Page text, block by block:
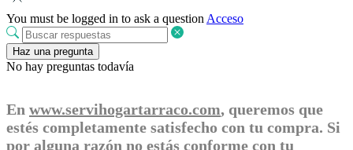
You must be logged in to ask a question Acceso
Haz una pregunta
No hay preguntas todavía
En www.servihogartarraco.com, queremos que
estés completamente satisfecho con tu compra. Si
por alguna razón no estás conforme con tu